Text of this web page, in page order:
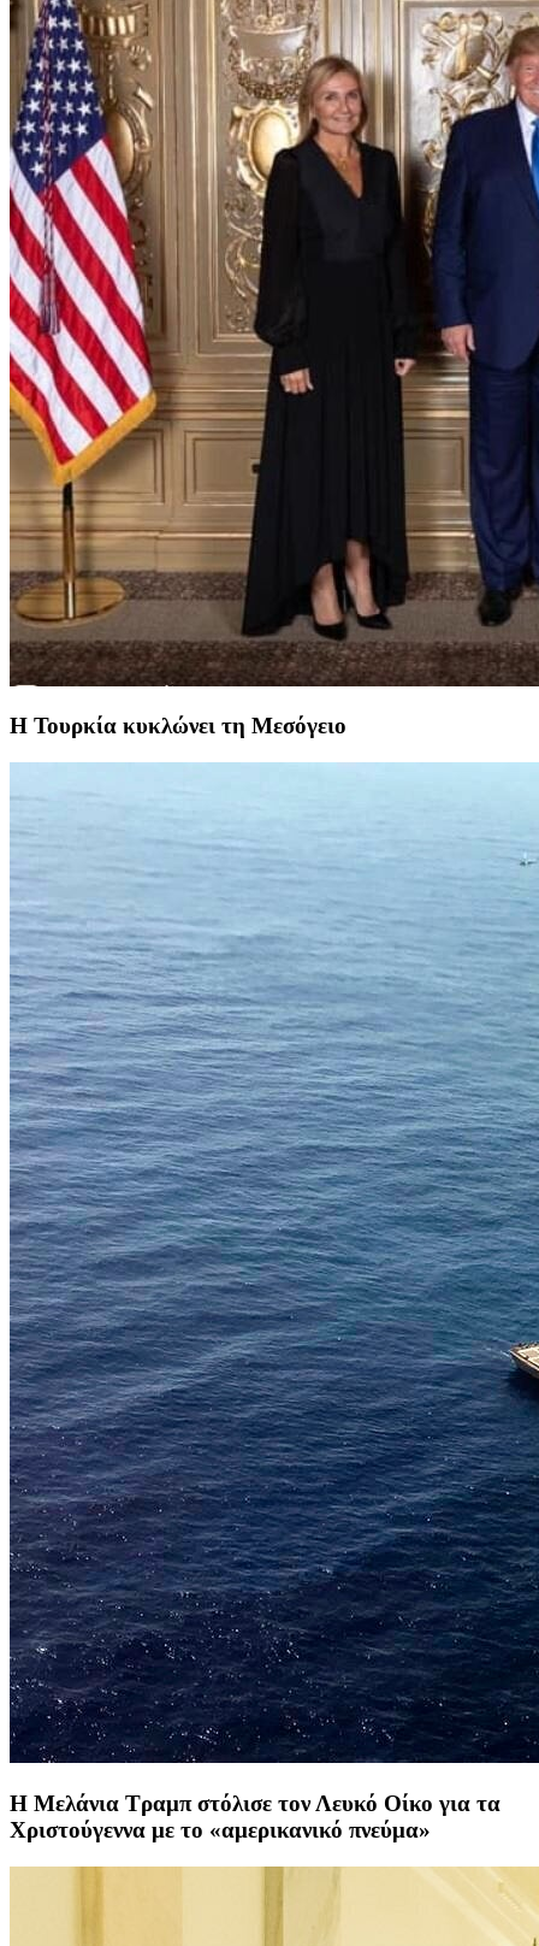
Η Τουρκία κυκλώνει τη Μεσόγειο
Η Μελάνια Τραμπ στόλισε τον Λευκό Οίκο για τα
Χριστούγεννα με το «αμερικανικό πνεύμα»